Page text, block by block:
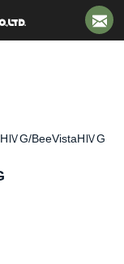
HⅣG/BeeVistaHⅣG